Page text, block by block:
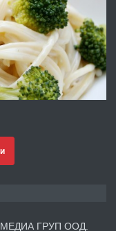
преди 1 година
на Ангел
МЕДИА ГРУП ООД.